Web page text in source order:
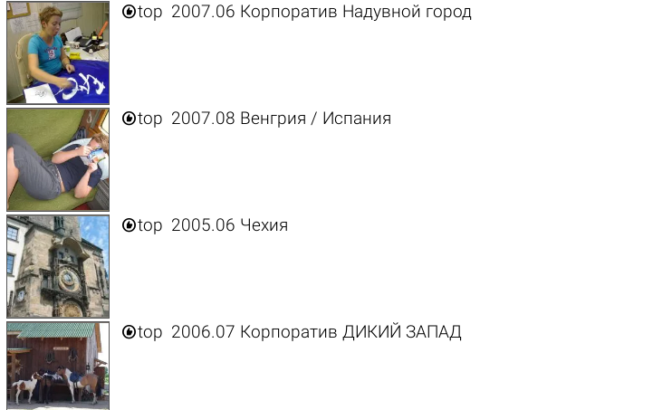
top 2007.06 Корпоратив Надувной город
top 2007.08 Венгрия / Испания
top 2005.06 Чехия
top 2006.07 Корпоратив ДИКИЙ ЗАПАД